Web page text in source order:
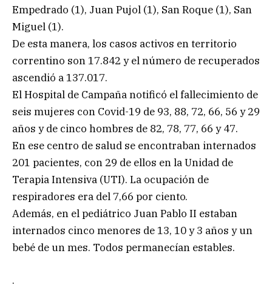
Empedrado (1), Juan Pujol (1), San Roque (1), San
Miguel (1).
De esta manera, los casos activos en territorio
correntino son 17.842 y el número de recuperados
ascendió a 137.017.
El Hospital de Campaña notificó el fallecimiento de
seis mujeres con Covid-19 de 93, 88, 72, 66, 56 y 29
años y de cinco hombres de 82, 78, 77, 66 y 47.
En ese centro de salud se encontraban internados
201 pacientes, con 29 de ellos en la Unidad de
Terapia Intensiva (UTI). La ocupación de
respiradores era del 7,66 por ciento.
Además, en el pediátrico Juan Pablo II estaban
internados cinco menores de 13, 10 y 3 años y un
bebé de un mes. Todos permanecían estables.
.